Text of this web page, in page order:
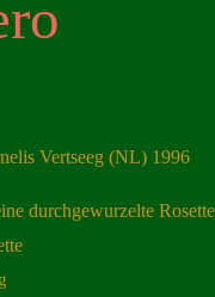
Vertseeg (NL) 1996
durchgewurzelte